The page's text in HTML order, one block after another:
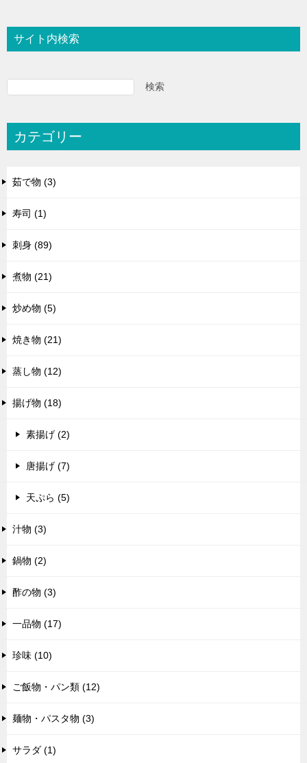
サイト内検索
検索
カテゴリー
茹で物 (3)
寿司 (1)
刺身 (89)
煮物 (21)
炒め物 (5)
焼き物 (21)
蒸し物 (12)
揚げ物 (18)
素揚げ (2)
唐揚げ (7)
天ぷら (5)
汁物 (3)
鍋物 (2)
酢の物 (3)
一品物 (17)
珍味 (10)
ご飯物・パン類 (12)
麺物・パスタ物 (3)
サラダ (1)